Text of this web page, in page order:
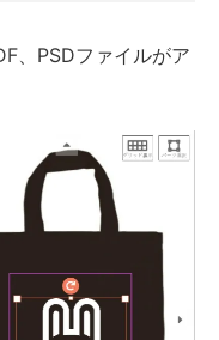
、PSDファイルがア